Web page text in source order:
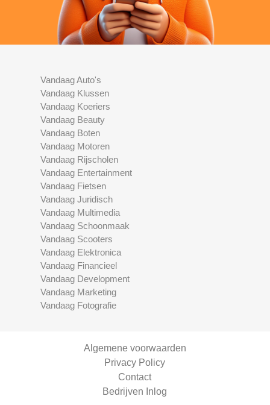
Vandaag Auto's
Vandaag Klussen
Vandaag Koeriers
Vandaag Beauty
Vandaag Boten
Vandaag Motoren
Vandaag Rijscholen
Vandaag Entertainment
Vandaag Fietsen
Vandaag Juridisch
Vandaag Multimedia
Vandaag Schoonmaak
Vandaag Scooters
Vandaag Elektronica
Vandaag Financieel
Vandaag Development
Vandaag Marketing
Vandaag Fotografie
Algemene voorwaarden
Privacy Policy
Contact
Bedrijven Inlog